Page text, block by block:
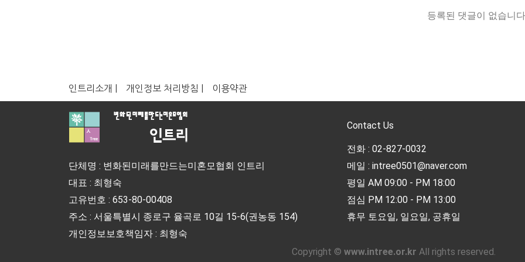
등록된 댓글이 없습니
인트리소개 | 개인정보 처리방침 | 이용약관
단체명 : 변화된미래를만드는미혼모협회 인트리
대표 : 최형숙
고유번호 : 653-80-00408
주소 : 서울특별시 종로구 율곡로 10길 15-6(권농동 154)
개인정보보호책임자 : 최형숙
Contact Us
전화 : 02-827-0032
메일 : intree0501@naver.com
평일 AM 09:00 - PM 18:00
점심 PM 12:00 - PM 13:00
휴무 토요일, 일요일, 공휴일
Copyright © www.intree.or.kr All rights reserved.